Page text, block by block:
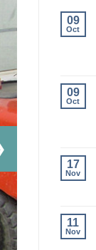
09
Oct
09
Oct
17
Nov
11
Nov